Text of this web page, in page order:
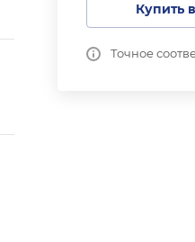
Купить
Точное